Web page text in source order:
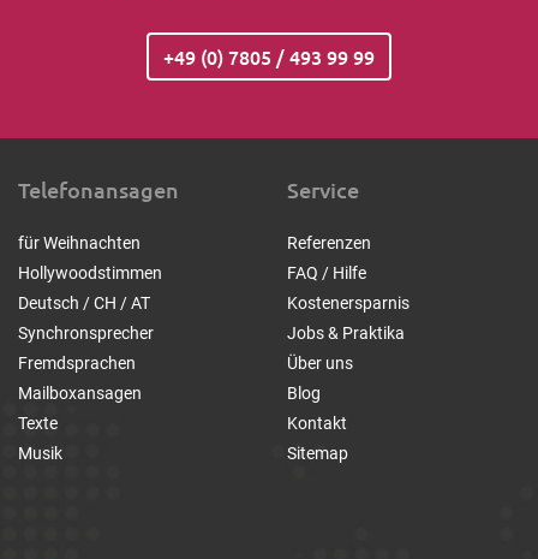
+49 (0) 7805 / 493 99 99
Telefonansagen
für Weihnachten
Hollywoodstimmen
Deutsch / CH / AT
Synchronsprecher
Fremdsprachen
Mailboxansagen
Texte
Musik
Service
Referenzen
FAQ / Hilfe
Kostenersparnis
Jobs & Praktika
Über uns
Blog
Kontakt
Sitemap